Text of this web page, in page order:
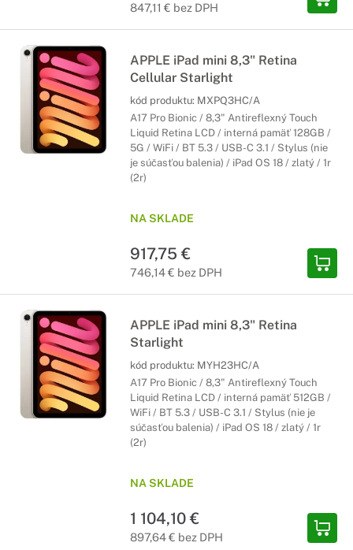
847,11 € bez DPH
APPLE iPad mini 8,3" Retina
Cellular Starlight
kód produktu: MXPQ3HC/A
A17 Pro Bionic / 8,3" Antireflexný Touch
Liquid Retina LCD / interná pamäť 128GB /
5G / WiFi / BT 5.3 / USB-C 3.1 / Stylus (nie
je súčasťou balenia) / iPad OS 18 / zlatý / 1r
(2r)
NA SKLADE
917,75 €
746,14 € bez DPH
APPLE iPad mini 8,3" Retina
Starlight
kód produktu: MYH23HC/A
A17 Pro Bionic / 8,3" Antireflexný Touch
Liquid Retina LCD / interná pamäť 512GB /
WiFi / BT 5.3 / USB-C 3.1 / Stylus (nie je
súčasťou balenia) / iPad OS 18 / zlatý / 1r
(2r)
NA SKLADE
1 104,10 €
897,64 € bez DPH